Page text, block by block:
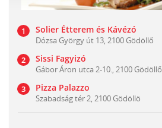
Solier Étterem és Kávézó
Dózsa György út 13, 2100 Gödöllő
Sissi Fagyizó
Gábor Áron utca 2-10., 2100 Gödöllő
Pizza Palazzo
Szabadság tér 2, 2100 Gödöllö